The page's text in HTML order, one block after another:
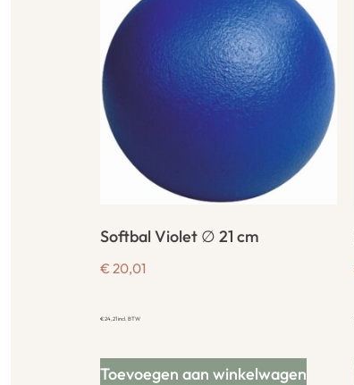
Softbal Violet ∅ 21 cm
€ 20,01
€24,21incl. BTW
Toevoegen aan winkelwagen